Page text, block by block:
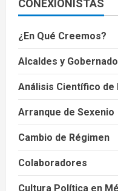
CONEXIONISTAS
¿En Qué Creemos?
Alcaldes y
Análisis Científico de
Arranque de Sexenio
Cambio de Régimen
Colaboradores
Cultura Política en